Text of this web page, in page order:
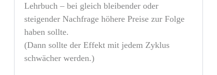
Lehrbuch – bei gleich bleibender oder
steigender Nachfrage höhere Preise zur Folge
haben sollte.
(Dann sollte der Effekt mit jedem Zyklus
schwächer werden.)